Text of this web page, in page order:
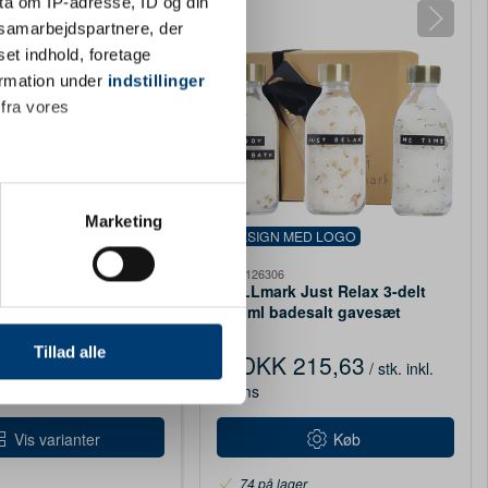
der
indhold, foretage
under indstillinger
vores
og til at analysere
for sociale medier,
oplysninger, du har givet
Marketing
Tillad alle
271,88
Vis varianter
DESIGN MED LOGO
PFC-126306
WELLmark Just Relax 3-delt
200 ml badesalt gavesæt
DKK 215,63 / stk. inkl.
moms
Køb
74 på lager